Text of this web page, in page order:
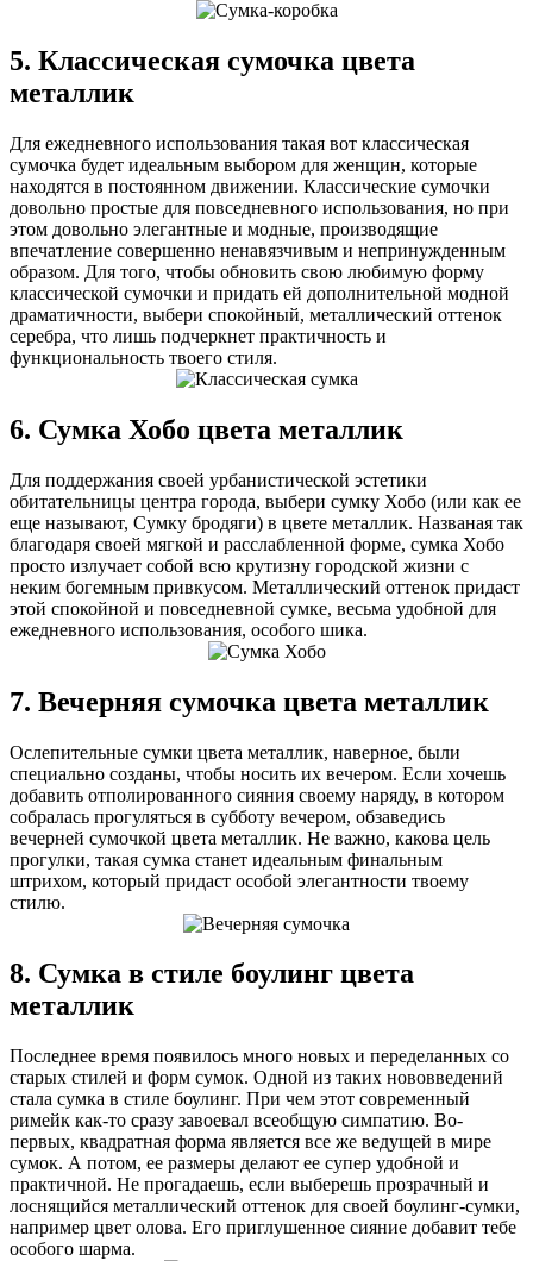
5. Классическая сумочка цвета
металлик
Для ежедневного использования такая вот классическая
сумочка будет идеальным выбором для женщин, которые
находятся в постоянном движении. Классические сумочки
довольно простые для повседневного использования, но при
этом довольно элегантные и модные, производящие
впечатление совершенно ненавязчивым и непринужденным
образом. Для того, чтобы обновить свою любимую форму
классической сумочки и придать ей дополнительной модной
драматичности, выбери спокойный, металлический оттенок
серебра, что лишь подчеркнет практичность и
функциональность твоего стиля.
6. Сумка Хобо цвета металлик
Для поддержания своей урбанистической эстетики
обитательницы центра города, выбери сумку Хобо (или как ее
еще называют, Сумку бродяги) в цвете металлик. Названая так
благодаря своей мягкой и расслабленной форме, сумка Хобо
просто излучает собой всю крутизну городской жизни с
неким богемным привкусом. Металлический оттенок придаст
этой спокойной и повседневной сумке, весьма удобной для
ежедневного использования, особого шика.
7. Вечерняя сумочка цвета металлик
Ослепительные сумки цвета металлик, наверное, были
специально созданы, чтобы носить их вечером. Если хочешь
добавить отполированного сияния своему наряду, в котором
собралась прогуляться в субботу вечером, обзаведись
вечерней сумочкой цвета металлик. Не важно, какова цель
прогулки, такая сумка станет идеальным финальным
штрихом, который придаст особой элегантности твоему
стилю.
8. Сумка в стиле боулинг цвета
металлик
Последнее время появилось много новых и переделанных со
старых стилей и форм сумок. Одной из таких нововведений
стала сумка в стиле боулинг. При чем этот современный
римейк как-то сразу завоевал всеобщую симпатию. Во-
первых, квадратная форма является все же ведущей в мире
сумок. А потом, ее размеры делают ее супер удобной и
практичной. Не прогадаешь, если выберешь прозрачный и
лоснящийся металлический оттенок для своей боулинг-сумки,
например цвет олова. Его приглушенное сияние добавит тебе
особого шарма.